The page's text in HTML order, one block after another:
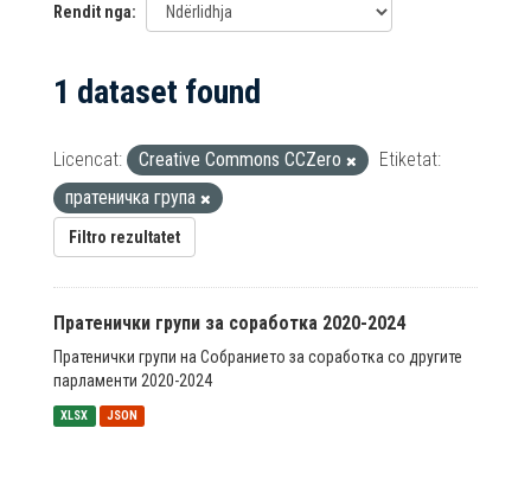
Rendit nga
1 dataset found
Licencat: Creative Commons CCZero
Etiketat:
пратеничка група
Filtro rezultatet
Пратенички групи за соработка 2020-2024
Пратенички групи на Собранието за соработка со другите
парламенти 2020-2024
XLSX JSON